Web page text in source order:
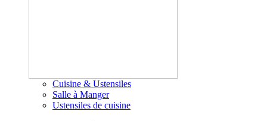
Cuisine & Ustensiles
Salle à Manger
Ustensiles de cuisine